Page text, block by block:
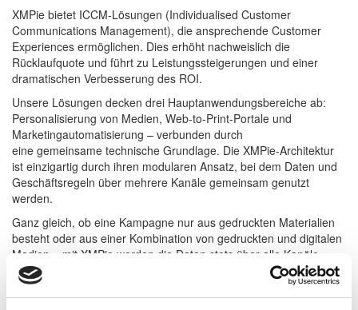
XMPie bietet ICCM-Lösungen (Individualised Customer
Communications Management), die ansprechende Customer
Experiences ermöglichen. Dies erhöht nachweislich die
Rücklaufquote und führt zu Leistungssteigerungen und einer
dramatischen Verbesserung des ROI.
Unsere Lösungen decken drei Hauptanwendungsbereiche ab:
Personalisierung von Medien, Web-to-Print-Portale und
Marketingautomatisierung – verbunden durch
eine gemeinsame technische Grundlage. Die XMPie-Architektur
ist einzigartig durch ihren modularen Ansatz, bei dem Daten und
Geschäftsregeln über mehrere Kanäle gemeinsam genutzt
werden.
Ganz gleich, ob eine Kampagne nur aus gedruckten Materialien
besteht oder aus einer Kombination von gedruckten und digitalen
Medien – mit XMPie werden die Daten stets über alle Kanäle
hinweg synchronisiert, sodass ein wirklich ganzheitlicher
Markenauftritt möglich ist.